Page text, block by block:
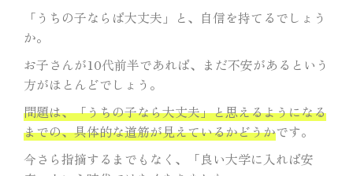
「うちの子ならば大丈夫」と、自信を持てるでしょう
か。
お子さんが10代前半であれば、まだ不安があるという
方がほとんどでしょう。
問題は、「うちの子なら大丈夫」と思えるようになる
までの、具体的な道筋が見えているかどうかです。
今さら指摘するまでもなく、「良い大学に入れば安